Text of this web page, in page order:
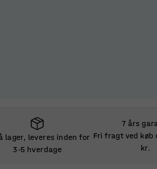
lager, leveres inden for
3‑5 hverdage
7 års
Fri fragt ved køb
kr.